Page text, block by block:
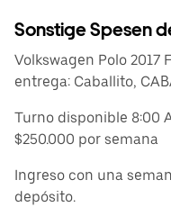
Sonstige Spesen
Volkswagen Polo 2017
entrega: Caballito,
Turno disponible 8:00
$250.000 por semana
Ingreso con una
depósito.